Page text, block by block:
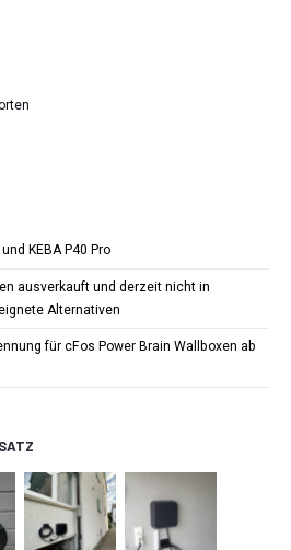
KEBA P40 Pro
ausverkauft und derzeit nicht in
Alternativen
für cFos Power Brain Wallboxen ab